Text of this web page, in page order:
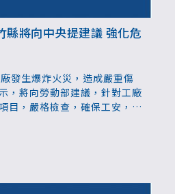
縣將向中央提建議 強化危
發生爆炸火災，造成嚴重傷
，將向勞動部建議，針對工廠
目，嚴格檢查，確保工安，縣
討放置、建置安全防護措施及
，減少災害發生，降低危害